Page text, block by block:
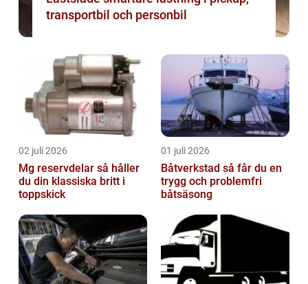
transportbil och personbil
02 juli 2026
Mg reservdelar så håller
du din klassiska britt i
toppskick
01 juli 2026
Båtverkstad så får du en
trygg och problemfri
båtsäsong